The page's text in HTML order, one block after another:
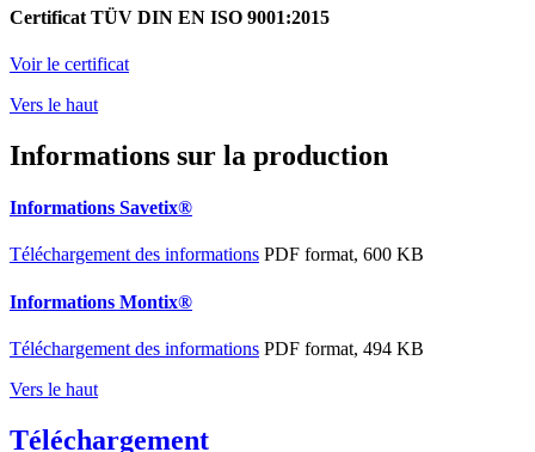
Certificat TÜV DIN EN ISO 9001:2015
Voir le certificat
Vers le haut
Informations sur la production
Informations Savetix®
Téléchargement des informations PDF format, 600 KB
Informations Montix®
Téléchargement des informations PDF format, 494 KB
Vers le haut
Téléchargement